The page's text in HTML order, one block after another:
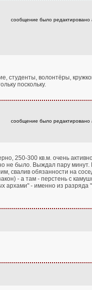
сообщение было
студенты, волонтёры,
поскольку.
сообщение было
250-300 кв.м. очень
не было. Выждал пару
свалив обязанности на
- а там - перстень с
архами" - именно из